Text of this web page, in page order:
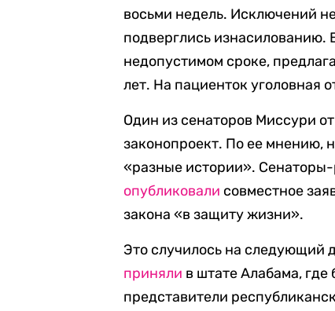
восьми недель. Исключений
подверглись изнасилованию.
недопустимом сроке,
лет. На пациенток уголовная
Один из сенаторов Миссури
законопроект. По ее мнению,
«разные истории».
опубликовали совместное
закона «в защиту жизни».
Это случилось на следующий
приняли в штате Алабама,
представители